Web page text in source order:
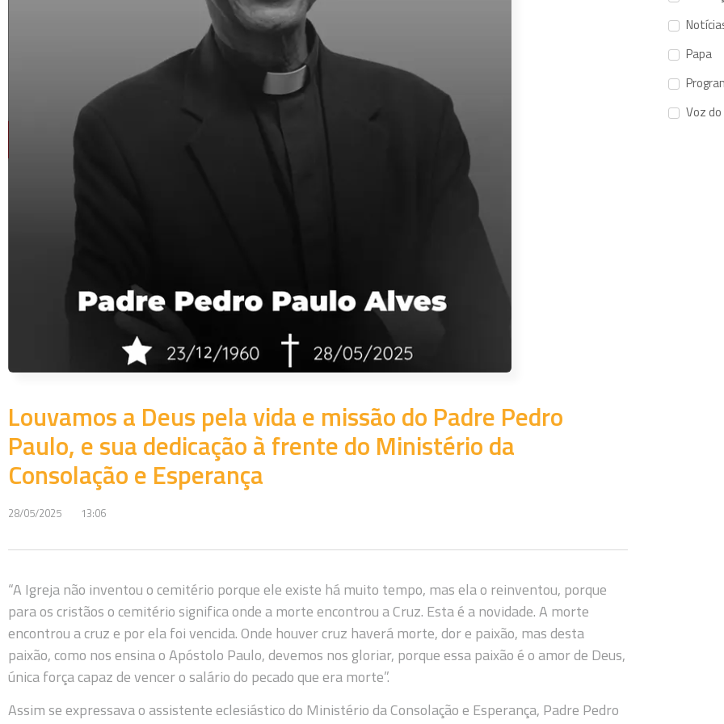
Louvamos a Deus pela vida e missão do Padre Pedro
Paulo, e sua dedicação à frente do Ministério da
Consolação e Esperança
28/05/2025 13:06
“A Igreja não inventou o cemitério porque ele existe há muito tempo, mas ela o reinventou, porque
para os cristãos o cemitério significa onde a morte encontrou a Cruz. Esta é a novidade. A morte
encontrou a cruz e por ela foi vencida. Onde houver cruz haverá morte, dor e paixão, mas desta
paixão, como nos ensina o Apóstolo Paulo, devemos nos gloriar, porque essa paixão é o amor de Deus,
única força capaz de vencer o salário do pecado que era morte”.
Assim se expressava o assistente eclesiástico do Ministério da Consolação e Esperança, Padre Pedro
Papa
Voz